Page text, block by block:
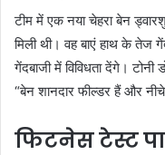
टीम में एक नया चेहरा बेन
मिली थी। वह बाएं हाथ के तेज
गेंदबाजी में विविधता देंगे। टोनी
“बेन शानदार फील्डर हैं और
फिटनेस टेस्ट